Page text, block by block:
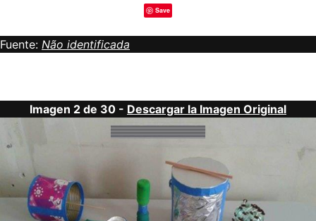
Save
Fuente: Não identificada
Imagen 2 de 30 - Descargar la Imagen Original